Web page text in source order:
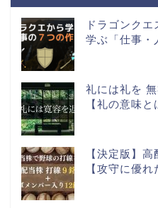
ドラゴンク
学ぶ「仕事・
礼には礼を
【礼の意味と
【決定版】
【攻守に優